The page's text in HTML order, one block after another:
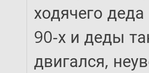
ходячего
90-х и деды
двигался,